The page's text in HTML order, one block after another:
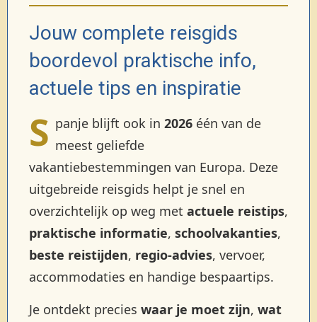
Jouw complete reisgids
boordevol praktische info,
actuele tips en inspiratie
S panje blijft ook in 2026 één van de
meest geliefde
vakantiebestemmingen van Europa. Deze
uitgebreide reisgids helpt je snel en
overzichtelijk op weg met actuele reistips,
praktische informatie, schoolvakanties,
beste reistijden, regio-advies, vervoer,
accommodaties en handige bespaartips.
Je ontdekt precies waar je moet zijn, wat